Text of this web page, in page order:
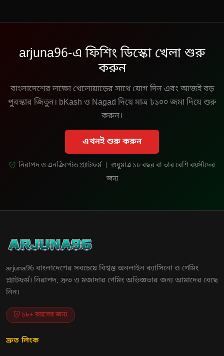
arjuna96-এ ফিশিং ডিস্কো খেলা শুরু
করুন
বাংলাদেশের লক্ষো খেলোয়াড়ের সাথে যোগ দিন এবং আজই বড়
পুরস্কার জিতুন। bKash ও Nagad দিয়ে মাত্র ৳১০০ জমা দিয়ে শুরু
করুন।
এখনই শুরু করুন
নিরাপদ ও এনক্রিপ্টেড প্ল্যাটফর্ম | শুধুমাত্র ১৮ বছর বা তার বেশি বয়সীদের
জন্য
arjuna96 বাংলাদেশের সবচেয়ে বিশ্বস্ত অনলাইন ক্যাসিনো ও গেমিং
প্ল্যাটফর্ম। নিরাপদ, দ্রুত ও মজাদার গেমিং অভিজ্ঞতার জন্য আমাদের বেছে
নিন।
১৮+ বয়সের জন্য
দ্রুত লিংক